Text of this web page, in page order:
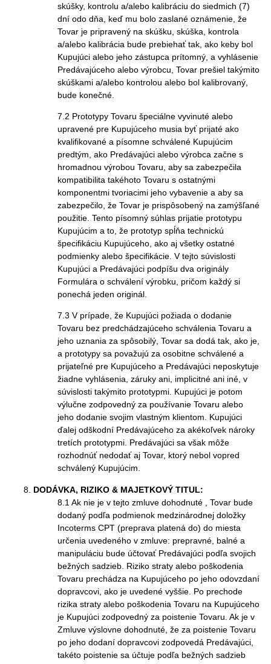
skúšky, kontrolu a/alebo kalibráciu do siedmich (7)
dní odo dňa, keď mu bolo zaslané oznámenie, že
Tovar je pripravený na skúšku, skúška, kontrola
a/alebo kalibrácia bude prebiehať tak, ako keby bol
Kupujúci alebo jeho zástupca prítomný, a vyhlásenie
Predávajúceho alebo výrobcu, Tovar prešiel takýmito
skúškami a/alebo kontrolou alebo bol kalibrovaný,
bude konečné.
7.2 Prototypy Tovaru špeciálne vyvinuté alebo
upravené pre Kupujúceho musia byť prijaté ako
kvalifikované a písomne schválené Kupujúcim
predtým, ako Predávajúci alebo výrobca začne s
hromadnou výrobou Tovaru, aby sa zabezpečila
kompatibilita takéhoto Tovaru s ostatnými
komponentmi tvoriacimi jeho vybavenie a aby sa
zabezpečilo, že Tovar je prispôsobený na zamýšľané
použitie. Tento písomný súhlas prijatie prototypu
Kupujúcim a to, že prototyp spĺňa technickú
špecifikáciu Kupujúceho, ako aj všetky ostatné
podmienky alebo špecifikácie. V tejto súvislosti
Kupujúci a Predávajúci podpíšu dva originály
Formulára o schválení výrobku, pričom každý si
ponechá jeden originál.
7.3 V prípade, že Kupujúci požiada o dodanie
Tovaru bez predchádzajúceho schválenia Tovaru a
jeho uznania za spôsobilý, Tovar sa dodá tak, ako je,
a prototypy sa považujú za osobitne schválené a
prijateľné pre Kupujúceho a Predávajúci neposkytuje
žiadne vyhlásenia, záruky ani, implicitné ani iné, v
súvislosti takýmito prototypmi. Kupujúci je potom
výlučne zodpovedný za používanie Tovaru alebo
jeho dodanie svojim vlastným klientom. Kupujúci
ďalej odškodní Predávajúceho za akékoľvek nároky
tretích prototypmi. Predávajúci sa však môže
rozhodnúť nedodať aj Tovar, ktorý nebol vopred
schválený Kupujúcim.
DODÁVKA, RIZIKO & MAJETKOVÝ TITUL:
8.1 Ak nie je v tejto zmluve dohodnuté , Tovar bude
dodaný podľa podmienok medzinárodnej doložky
Incoterms CPT (preprava platená do) do miesta
určenia uvedeného v zmluve: prepravné, balné a
manipuláciu bude účtovať Predávajúci podľa svojich
bežných sadzieb. Riziko straty alebo poškodenia
Tovaru prechádza na Kupujúceho po jeho odovzdaní
dopravcovi, ako je uvedené vyššie. Po prechode
rizika straty alebo poškodenia Tovaru na Kupujúceho
je Kupujúci zodpovedný za poistenie Tovaru. Ak je v
Zmluve výslovne dohodnuté, že za poistenie Tovaru
po jeho dodaní dopravcovi zodpovedá Predávajúci,
takéto poistenie sa účtuje podľa bežných sadzieb